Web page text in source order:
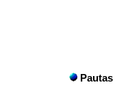
Pautas